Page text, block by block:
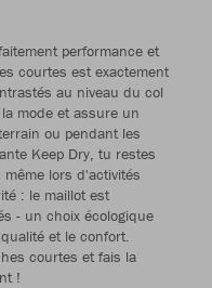
performance et
courtes est exactement
au niveau du col
mode et assure un
ou pendant les
Keep Dry, tu restes
lors d'activités
: le maillot est
- un choix écologique
et le confort.
courtes et fais la
!